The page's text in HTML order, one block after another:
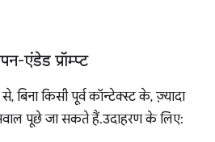
एंडेड प्रॉम्प्ट
बिना किसी पूर्व कॉन्टेक्स्ट के, ज़्यादा
पूछे जा सकते हैं. उदाहरण के लिए: